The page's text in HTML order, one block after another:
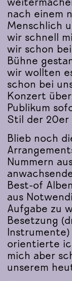
nach einem
Menschlich
wir schnell
wir schon
Bühne
wir wollten
schon bei
Konzert
Publikum
Stil der 20er
Blieb noch
Nummern
Best-of
aus
Aufgabe zu
Besetzung
Instrumente)
orientierte
mich aber
unserem